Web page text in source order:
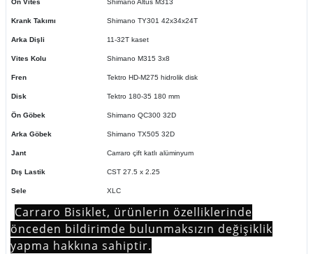
Ön Vites Shimano Altus M313
Krank Takımı Shimano TY301 42x34x24T
Arka Dişli 11-32T kaset
Vites Kolu Shimano M315 3x8
Fren Tektro HD-M275 hidrolik disk
Disk Tektro 180-35 180 mm
Ön Göbek Shimano QC300 32D
Arka Göbek Shimano TX505 32D
Jant Carraro çift katlı alüminyum
Dış Lastik CST 27.5 x 2.25
Sele XLC
Carraro Bisiklet, ürünlerin özelliklerinde
önceden bildirimde bulunmaksızın değişiklik
yapma hakkına sahiptir.